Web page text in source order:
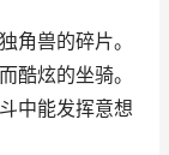
角兽的碎片。
酷炫的坐骑。
中能发挥意想